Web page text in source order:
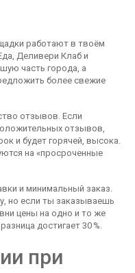
работают в твоём
Деливери Клаб и
часть города, а
более свежие
отзывов. Если
отзывов,
и будет горячей, высока.
на «просроченные
и минимальный заказ.
но если ты заказываешь
цены на одно и то же
достигает 30 %.
при